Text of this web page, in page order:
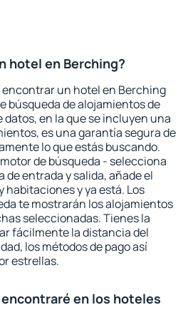
hotel en Berching?
encontrar un hotel en Berching
búsqueda de alojamientos de
datos, en la que se incluyen una
es una garantía segura de
lo que estás buscando.
de búsqueda - selecciona
de entrada y salida, añade el
habitaciones y ya está. Los
te mostrarán los alojamientos
seleccionadas. Tienes la
fácilmente la distancia del
los métodos de pago así
estrellas.
en los hoteles